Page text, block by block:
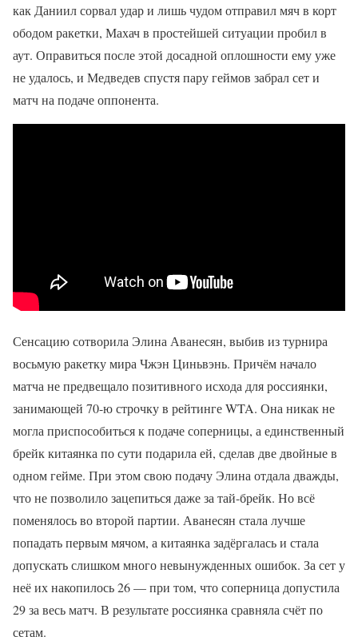
как Даниил сорвал удар и лишь чудом отправил мяч в корт
ободом ракетки, Махач в простейшей ситуации пробил в
аут. Оправиться после этой досадной оплошности ему уже
не удалось, и Медведев спустя пару геймов забрал сет и
матч на подаче оппонента.
Сенсацию сотворила Элина Аванесян, выбив из турнира
восьмую ракетку мира Чжэн Циньвэнь. Причём начало
матча не предвещало позитивного исхода для россиянки,
занимающей 70-ю строчку в рейтинге WTA. Она никак не
могла приспособиться к подаче соперницы, а единственный
брейк китаянка по сути подарила ей, сделав две двойные в
одном гейме. При этом свою подачу Элина отдала дважды,
что не позволило зацепиться даже за тай-брейк. Но всё
поменялось во второй партии. Аванесян стала лучше
попадать первым мячом, а китаянка задёргалась и стала
допускать слишком много невынужденных ошибок. За сет у
неё их накопилось 26 — при том, что соперница допустила
29 за весь матч. В результате россиянка сравняла счёт по
сетам.